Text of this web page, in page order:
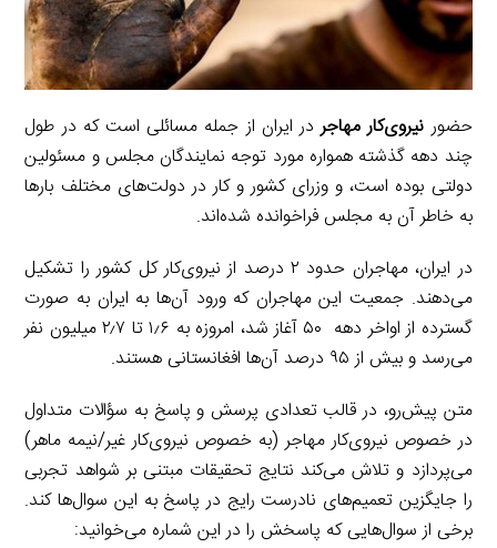
حضور نیروی‌کار مهاجردر ایران از جمله مسائلی است که در طول
چند دهه گذشته همواره مورد توجه نمایندگان مجلس و مسئولین
دولتی بوده است، و وزرای کشور و کار در دولت‌های مختلف بارها
به خاطر آن به مجلس فراخوانده شده‌اند.
در ایران، مهاجران حدود ۲ درصد از نیروی‌کار کل کشور را تشکیل
می‌دهند. جمعیت این مهاجران که ورود آن‌ها به ایران به صورت
گسترده از اواخر دهه ۵۰ آغاز شد، امروزه به ۱٫۶ تا ۲٫۷ میلیون نفر
می‌رسد و بیش از ۹۵ درصد آن‌ها افغانستانی هستند.
متن پیش‌رو، در قالب تعدادی پرسش و پاسخ به سؤالات متداول
در خصوص نیروی‌کار مهاجر (به خصوص نیروی‌کار غیر/نیمه ماهر)
می‌پردازد و تلاش می‌کند نتایج تحقیقات مبتنی بر شواهد تجربی
را جایگزین تعمیم‌های نادرست رایج در پاسخ به این سوال‌ها کند.
برخی از سوال‌هایی که پاسخش را در این شماره می‌خوانید: